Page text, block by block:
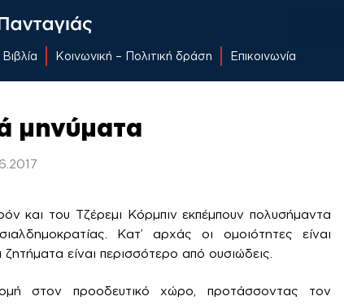
Βιβλία Κοινωνική – Πολιτική δράση Επικοινωνία
μηνύματα
και του Τζέρεμι Κόρμπιν εκπέμπουν πολυσήμαντα
Κατ’ αρχάς οι ομοιότητες είναι
είναι περισσότερο από ουσιώδεις.
στον προοδευτικό χώρο, προτάσσοντας τον